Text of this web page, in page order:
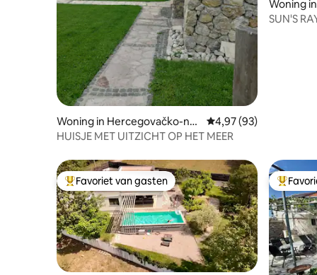
Woning in Hercegovačko-ner
etvanski kanton
Gemiddelde
4,97 (93)
HUISJE MET UITZICHT OP HET MEER
Woning
SUN'S
Topfavoriet van gasten
Favoriet van gasten